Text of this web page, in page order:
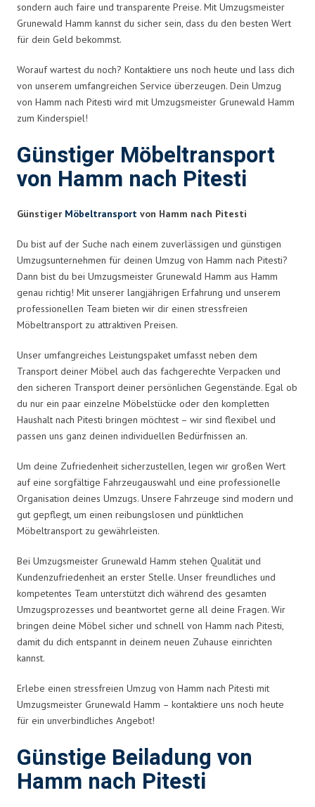
sondern auch faire und transparente Preise. Mit Umzugsmeister
Grunewald Hamm kannst du sicher sein, dass du den besten Wert
für dein Geld bekommst.
Worauf wartest du noch? Kontaktiere uns noch heute und lass dich
von unserem umfangreichen Service überzeugen. Dein Umzug
von Hamm nach Pitesti wird mit Umzugsmeister Grunewald Hamm
zum Kinderspiel!
Günstiger Möbeltransport
von Hamm nach Pitesti
Günstiger Möbeltransport von Hamm nach Pitesti
Du bist auf der Suche nach einem zuverlässigen und günstigen
Umzugsunternehmen für deinen Umzug von Hamm nach Pitesti?
Dann bist du bei Umzugsmeister Grunewald Hamm aus Hamm
genau richtig! Mit unserer langjährigen Erfahrung und unserem
professionellen Team bieten wir dir einen stressfreien
Möbeltransport zu attraktiven Preisen.
Unser umfangreiches Leistungspaket umfasst neben dem
Transport deiner Möbel auch das fachgerechte Verpacken und
den sicheren Transport deiner persönlichen Gegenstände. Egal ob
du nur ein paar einzelne Möbelstücke oder den kompletten
Haushalt nach Pitesti bringen möchtest – wir sind flexibel und
passen uns ganz deinen individuellen Bedürfnissen an.
Um deine Zufriedenheit sicherzustellen, legen wir großen Wert
auf eine sorgfältige Fahrzeugauswahl und eine professionelle
Organisation deines Umzugs. Unsere Fahrzeuge sind modern und
gut gepflegt, um einen reibungslosen und pünktlichen
Möbeltransport zu gewährleisten.
Bei Umzugsmeister Grunewald Hamm stehen Qualität und
Kundenzufriedenheit an erster Stelle. Unser freundliches und
kompetentes Team unterstützt dich während des gesamten
Umzugsprozesses und beantwortet gerne all deine Fragen. Wir
bringen deine Möbel sicher und schnell von Hamm nach Pitesti,
damit du dich entspannt in deinem neuen Zuhause einrichten
kannst.
Erlebe einen stressfreien Umzug von Hamm nach Pitesti mit
Umzugsmeister Grunewald Hamm – kontaktiere uns noch heute
für ein unverbindliches Angebot!
Günstige Beiladung von
Hamm nach Pitesti